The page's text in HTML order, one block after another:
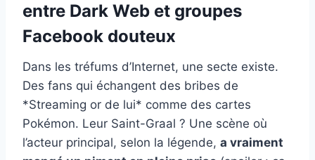
entre Dark Web et groupes
Facebook douteux
Dans les tréfums d’Internet, une secte existe.
Des fans qui échangent des bribes de
*Streaming or de lui* comme des cartes
Pokémon. Leur Saint-Graal ? Une scène où
l’acteur principal, selon la légende, a vraiment